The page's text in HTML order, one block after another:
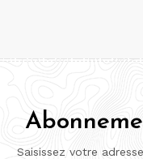
Saisissez votre